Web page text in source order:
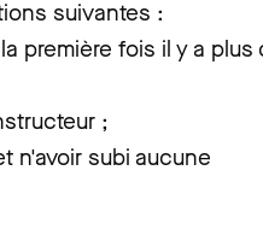
suivantes :
première fois il y a plus
;
n'avoir subi aucune